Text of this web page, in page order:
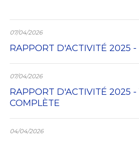
07/04/2026
RAPPORT D'ACTIVITÉ 2025 -
07/04/2026
RAPPORT D'ACTIVITÉ 2025 -
COMPLÈTE
04/04/2026